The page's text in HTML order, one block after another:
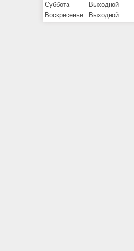
Суббота
Выходной
Воскресенье
Выходной